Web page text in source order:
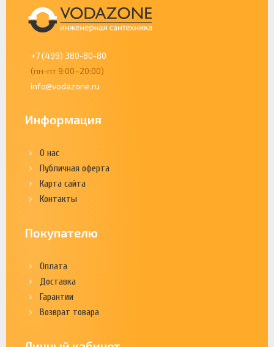
+7 (499) 380-80-80
(пн-пт 9:00–20:00)
info@vodazone.ru
Информация
О нас
Публичная оферта
Карта сайта
Контакты
Покупателю
Оплата
Доставка
Гарантии
Возврат товара